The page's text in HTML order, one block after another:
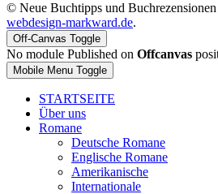
© Neue Buchtipps und
webdesign-markward.de.
Off-Canvas Toggle
No module Published on Offcanvas
Mobile Menu Toggle
STARTSEITE
Über uns
Romane
Deutsche Romane
Englische Romane
Amerikanische
Internationale